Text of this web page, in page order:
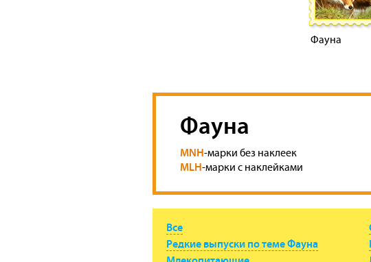
Фауна
Фауна
MNH-марки без наклеек
MLH-марки с наклейками
Все
Редкие выпуски по теме Фауна